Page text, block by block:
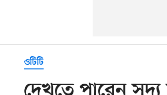
ওটিটি